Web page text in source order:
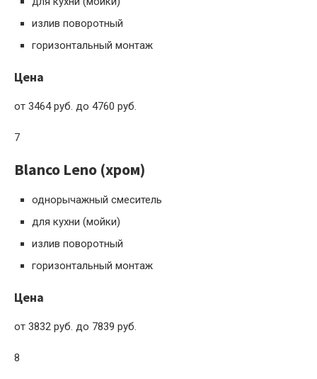
излив поворотный
горизонтальный монтаж
Цена
от 3464 руб. до 4760 руб.
7
Blanco Leno (хром)
однорычажный смеситель
для кухни (мойки)
излив поворотный
горизонтальный монтаж
Цена
от 3832 руб. до 7839 руб.
8